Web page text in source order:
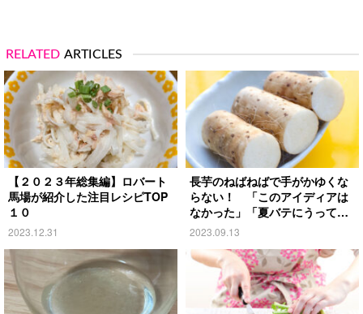
RELATED ARTICLES
【２０２３年総集編】ロバート
馬場が紹介した注目レシピTOP
１０
2023.12.31
長芋のねばねばで手がかゆくな
らない！ 「このアイディアは
なかった」「夏バテにうってつ
け」という食べ方は？
2023.09.13